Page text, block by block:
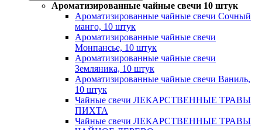
Ароматизированные чайные свечи 10 штук
Ароматизированные чайные свечи Сочный
манго, 10 штук
Ароматизированные чайные свечи
Монпансье, 10 штук
Ароматизированные чайные свечи
Земляника, 10 штук
Ароматизированные чайные свечи Ваниль,
10 штук
Чайные свечи ЛЕКАРСТВЕННЫЕ ТРАВЫ
ПИХТА
Чайные свечи ЛЕКАРСТВЕННЫЕ ТРАВЫ